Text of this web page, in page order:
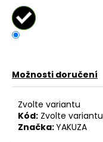
Možnosti doručení
Zvolte variantu
Kód: Zvolte variantu
Značka:YAKUZA
u
č
u
e
m
TRIČKO